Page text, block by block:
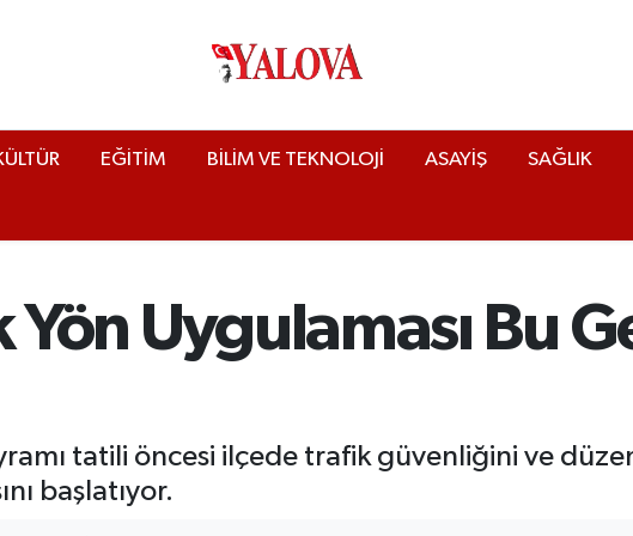
EĞİTİM BİLİM VE TEKNOLOJİ ASAYİŞ SAĞLIK
Yön Uygulaması Bu
tatili öncesi ilçede trafik güvenliğini ve
başlatıyor.